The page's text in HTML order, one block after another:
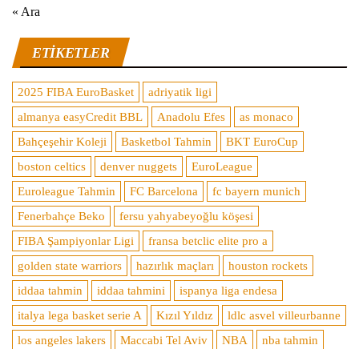
« Ara
ETIKETLER
2025 FIBA EuroBasket
adriyatik ligi
almanya easyCredit BBL
Anadolu Efes
as monaco
Bahçeşehir Koleji
Basketbol Tahmin
BKT EuroCup
boston celtics
denver nuggets
EuroLeague
Euroleague Tahmin
FC Barcelona
fc bayern munich
Fenerbahçe Beko
fersu yahyabeyoğlu köşesi
FIBA Şampiyonlar Ligi
fransa betclic elite pro a
golden state warriors
hazırlık maçları
houston rockets
iddaa tahmin
iddaa tahmini
ispanya liga endesa
italya lega basket serie A
Kızıl Yıldız
ldlc asvel villeurbanne
los angeles lakers
Maccabi Tel Aviv NBA
nba tahmin